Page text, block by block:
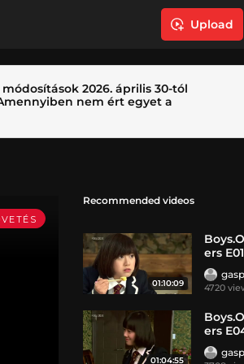
Upload
2026. április 30-tól
nem ért egyet a
Recommended videos
01:10:09
ers E01
4720
01:04:55
ers